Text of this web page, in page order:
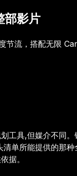
部影片
流，搭配无限
工具,但媒介不同
单所能提供的那
据。